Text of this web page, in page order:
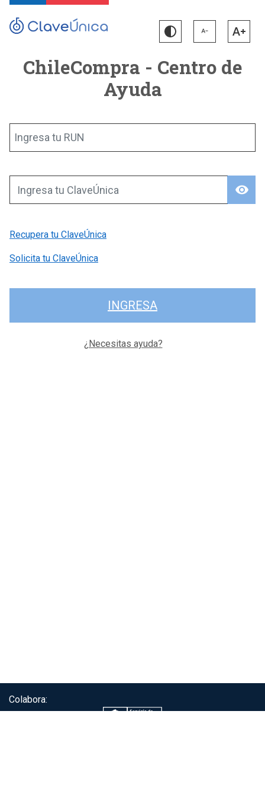
ChileCompra - Centro de
Ayuda
Ingresa tu RUN
visibility
Ingresa tu ClaveÚnica
Recupera tu ClaveÚnica
Solicita tu ClaveÚnica
INGRESA
¿Necesitas ayuda?
Colabora: